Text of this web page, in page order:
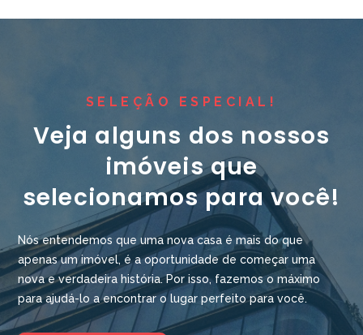
SELEÇÃO ESPECIAL!
Veja alguns dos nossos
imóveis que
selecionamos para você!
Nós entendemos que uma nova casa é mais do que
apenas um imóvel, é a oportunidade de começar uma
nova e verdadeira história. Por isso, fazemos o máximo
para ajudá-lo a encontrar o lugar perfeito para você.